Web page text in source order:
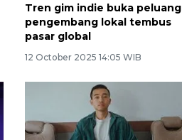
Tren gim indie buka peluang
pengembang lokal tembus
pasar global
12 October 2025 14:05 WIB